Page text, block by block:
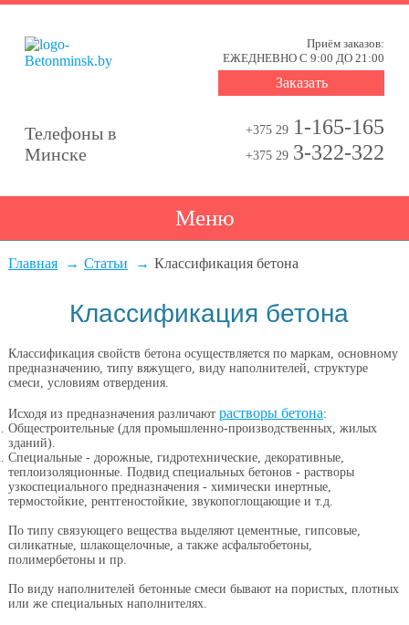
Телефоны в
Минске
+375 29 1-165-165
+375 29 3-322-322
Приём заказов:
ЕЖЕДНЕВНО С 9:00 ДО 21:00
Заказать
Меню
Главная Статьи Классификация бетона
Классификация бетона
Классификация свойств бетона осуществляется по маркам, основному
предназначению, типу вяжущего, виду наполнителей, структуре
смеси, условиям отвердения.
Исходя из предназначения различают растворы бетона:
Общестроительные (для промышленно-производственных, жилых
зданий).
Специальные - дорожные, гидротехнические, декоративные,
теплоизоляционные. Подвид специальных бетонов - растворы
узкоспециального предназначения - химически инертные,
термостойкие, рентгеностойкие, звукопоглощающие и т.д.
По типу связующего вещества выделяют цементные, гипсовые,
силикатные, шлакощелочные, а также асфальтобетоны,
полимербетоны и пр.
По виду наполнителей бетонные смеси бывают на пористых, плотных
или же специальных наполнителях.